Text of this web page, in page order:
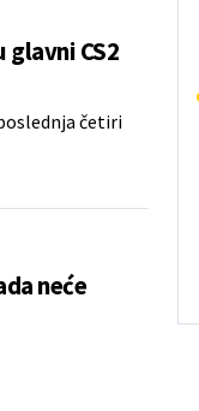
CS2
četiri
neće